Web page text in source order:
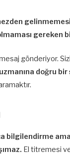
gereken
gönderiyor.
doğru
bilgilendirme
El titremesi